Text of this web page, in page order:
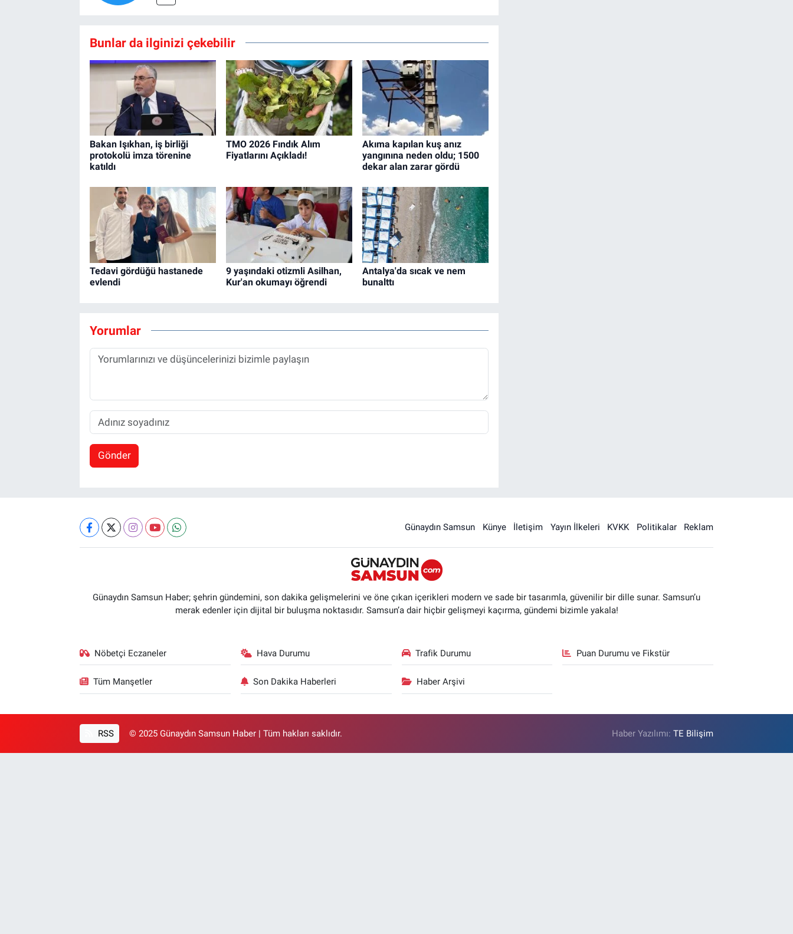
Bunlar da ilginizi çekebilir
Bakan Işıkhan, iş birliği
protokolü imza törenine
katıldı
TMO 2026 Fındık Alım
Fiyatlarını Açıkladı!
Akıma kapılan kuş anız
yangınına neden oldu; 1500
dekar alan zarar gördü
Tedavi gördüğü hastanede
evlendi
9 yaşındaki otizmli Asilhan,
Kur'an okumayı öğrendi
Antalya'da sıcak ve nem
bunalttı
Yorumlar
Gönder
Günaydın Samsun Künye İletişim Yayın İlkeleri KVKK Politikalar Reklam
Günaydın Samsun Haber; şehrin gündemini, son dakika gelişmelerini ve öne çıkan içerikleri modern ve sade bir tasarımla, güvenilir bir dille sunar. Samsun’u
merak edenler için dijital bir buluşma noktasıdır. Samsun’a dair hiçbir gelişmeyi kaçırma, gündemi bizimle yakala!
Nöbetçi Eczaneler Hava Durumu Trafik Durumu Puan Durumu ve Fikstür
Tüm Manşetler Son Dakika Haberleri Haber Arşivi
RSS © 2025 Günaydın Samsun Haber | Tüm hakları saklıdır. Haber Yazılımı:TE Bilişim